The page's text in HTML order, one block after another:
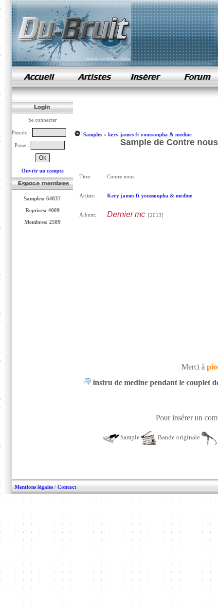
samples de rap
Se connecter
Pseudo :
Passe :
Ouvrir un compte
Samples: 64837
Reprises: 4009
Membres: 2589
Samples» kery james ft youssoupha & medine
Sample de Contre
Titre: Contre nous
Artiste: Kery james ft youssoupha & medine
Album: Dernier mc[2013]
Merci à
instru de medine pendant le couplet
Pour insérer un
Sample Bande originale
Mentions légales / Contact